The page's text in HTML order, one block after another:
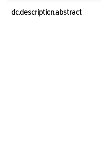
dc.description.abstract